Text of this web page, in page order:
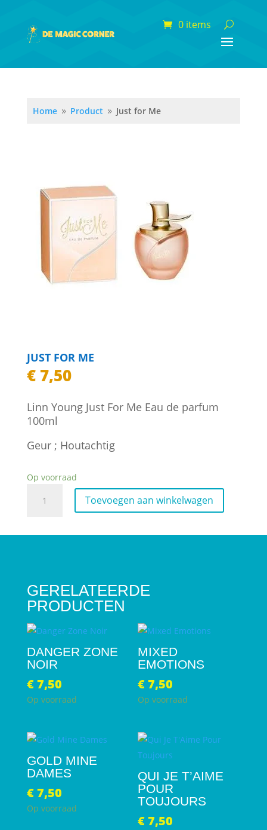
0 items
Home 9 Product 9 Just for Me
JUST FOR ME
€7,50
Linn Young Just For Me Eau de parfum
100ml
Geur ; Houtachtig
Op voorraad
Toevoegen aan winkelwagen
GERELATEERDE
PRODUCTEN
DANGER ZONE
NOIR
€7,50
Op voorraad
MIXED
EMOTIONS
€7,50
Op voorraad
GOLD MINE
DAMES
€7,50
Op voorraad
QUI JE T’AIME
POUR
TOUJOURS
€7,50